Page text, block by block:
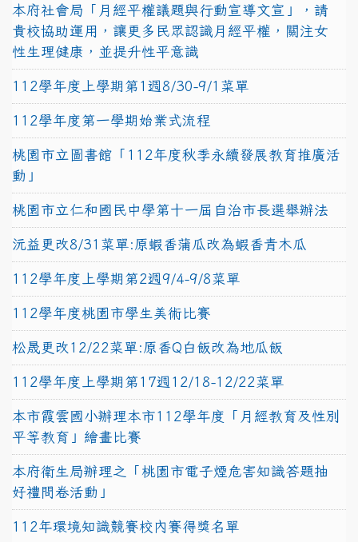
本府社會局「月經平權議題與行動宣導文宣」，請
貴校協助運用，讓更多民眾認識月經平權，關注女
性生理健康，並提升性平意識
112學年度上學期第1週8/30-9/1菜單
112學年度第一學期始業式流程
桃園市立圖書館「112年度秋季永續發展教育推廣活
動」
桃園市立仁和國民中學第十一屆自治市長選舉辦法
沅益更改8/31菜單:原蝦香蒲瓜改為蝦香青木瓜
112學年度上學期第2週9/4-9/8菜單
112學年度桃園市學生美術比賽
松晟更改12/22菜單:原香Q白飯改為地瓜飯
112學年度上學期第17週12/18-12/22菜單
本市霞雲國小辦理本市112學年度「月經教育及性別
平等教育」繪畫比賽
本府衛生局辦理之「桃園市電子煙危害知識答題抽
好禮問卷活動」
112年環境知識競賽校內賽得獎名單